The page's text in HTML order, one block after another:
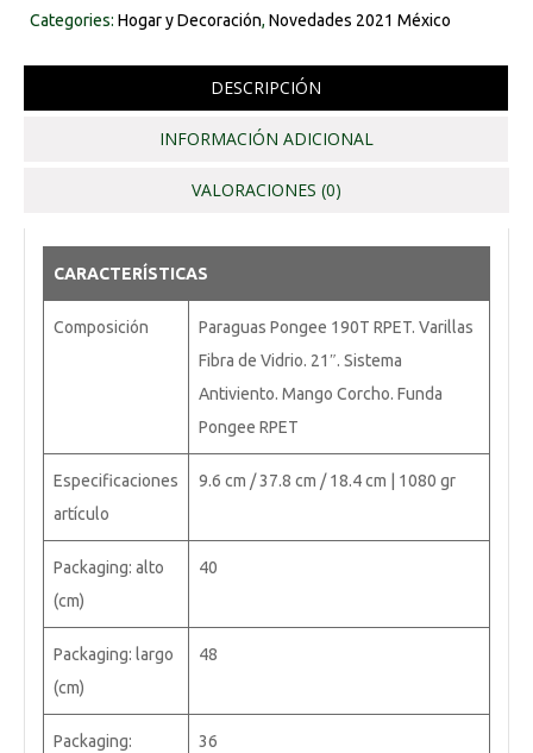
Categories: Hogar y Decoración, Novedades 2021 México
DESCRIPCIÓN
INFORMACIÓN ADICIONAL
VALORACIONES (0)
CARACTERÍSTICAS
Composición
Paraguas Pongee 190T RPET. Varillas
Fibra de Vidrio. 21″. Sistema
Antiviento. Mango Corcho. Funda
Pongee RPET
Especificaciones
artículo
9.6 cm / 37.8 cm / 18.4 cm | 1080 gr
Packaging: alto
(cm)
40
Packaging: largo
(cm)
48
Packaging:
36